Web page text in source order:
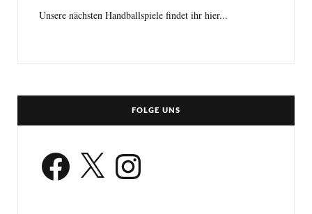
Unsere nächsten Handballspiele findet ihr hier...
FOLGE UNS
Facebook X Instagram